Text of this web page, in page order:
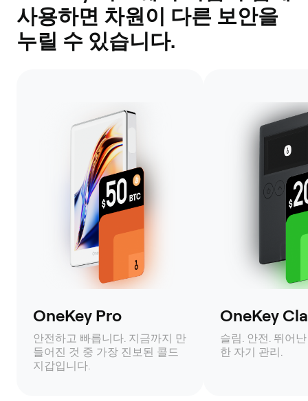
사용하면 차원이 다른 보안을
누릴 수 있습니다.
OneKey Pro
안전하고 빠릅니다. 지금까지 만
들어진 것 중 가장 진보된 콜드
지갑입니다.
OneKey
슬림. 안전. 뛰어
한 자기 관리.